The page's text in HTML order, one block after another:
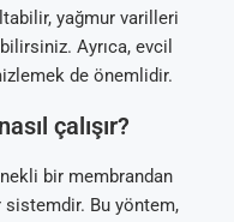
yağmur varilleri
Ayrıca, evcil
de önemlidir.
çalışır?
bir membrandan
Bu yöntem,